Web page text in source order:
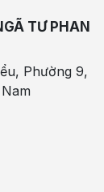
TƯ PHAN
Phường 9,